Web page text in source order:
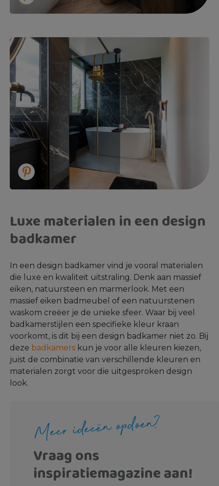
Luxe materialen in een design
badkamer
In een design badkamer vind je vooral materialen
die luxe en kwaliteit uitstraling. Denk aan massief
eiken, natuursteen en marmerlook. Met een
massief eiken badmeubel of een natuurstenen
waskom creëer je de unieke sfeer. Waar bij veel
badkamerstijlen een specifieke kleur kraan
voorkomt, is dit bij een design badkamer niet zo. Bij
deze badkamers kun je voor alle kleuren kiezen,
juist de combinatie van verschillende kleuren en
materialen zorgt voor die uitgesproken design
look.
Meer ideeën opdoen?
Vraag ons
inspiratiemagazine aan!